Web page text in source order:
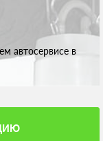
автосервисе в